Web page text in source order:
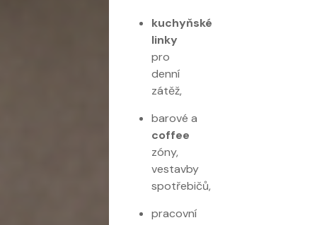
kuchyňské
linky
pro
denní
zátěž,
barové a
coffee
zóny,
vestavby
spotřebičů,
pracovní